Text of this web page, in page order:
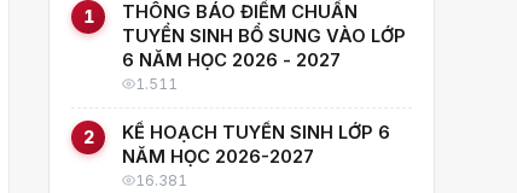
1
THÔNG BÁO ĐIỂM CHUẨN
TUYỂN SINH BỔ SUNG VÀO LỚP
6 NĂM HỌC 2026 - 2027
1.511
2
KẾ HOẠCH TUYỂN SINH LỚP 6
NĂM HỌC 2026-2027
16.381